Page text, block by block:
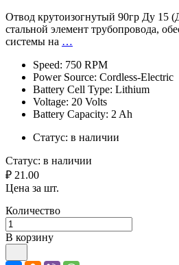
Отвод крутоизогнутый 90гр Ду 15
стальной элемент трубопровода,
системы на …
Speed: 750 RPM
Power Source: Cordless-Electric
Battery Cell Type: Lithium
Voltage: 20 Volts
Battery Capacity: 2 Ah
Статус: в наличии
Статус: в наличии
₽ 21.00
Цена за шт.
Количество
В корзину